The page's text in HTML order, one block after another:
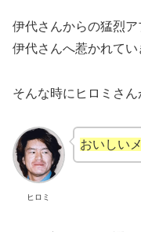
伊代さんからの猛烈
伊代さんへ惹かれてい
そんな時にヒロミさん
ヒロミ
おいしい